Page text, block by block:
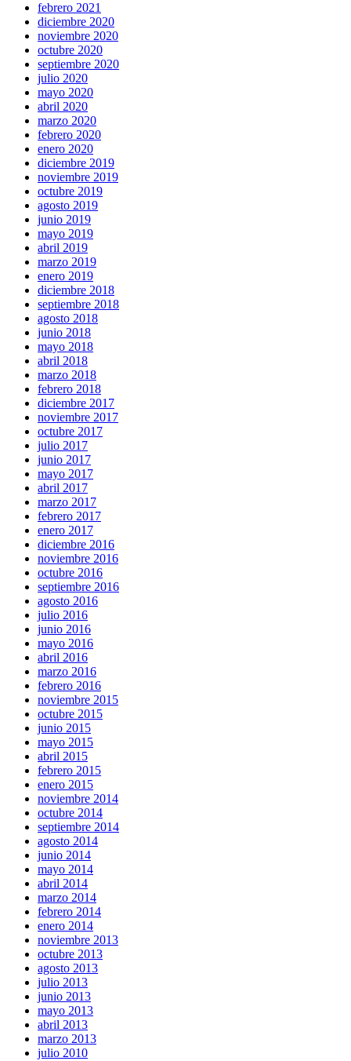
febrero 2021
diciembre 2020
noviembre 2020
octubre 2020
septiembre 2020
julio 2020
mayo 2020
abril 2020
marzo 2020
febrero 2020
enero 2020
diciembre 2019
noviembre 2019
octubre 2019
agosto 2019
junio 2019
mayo 2019
abril 2019
marzo 2019
enero 2019
diciembre 2018
septiembre 2018
agosto 2018
junio 2018
mayo 2018
abril 2018
marzo 2018
febrero 2018
diciembre 2017
noviembre 2017
octubre 2017
julio 2017
junio 2017
mayo 2017
abril 2017
marzo 2017
febrero 2017
enero 2017
diciembre 2016
noviembre 2016
octubre 2016
septiembre 2016
agosto 2016
julio 2016
junio 2016
mayo 2016
abril 2016
marzo 2016
febrero 2016
noviembre 2015
octubre 2015
junio 2015
mayo 2015
abril 2015
febrero 2015
enero 2015
noviembre 2014
octubre 2014
septiembre 2014
agosto 2014
junio 2014
mayo 2014
abril 2014
marzo 2014
febrero 2014
enero 2014
noviembre 2013
octubre 2013
agosto 2013
julio 2013
junio 2013
mayo 2013
abril 2013
marzo 2013
julio 2010